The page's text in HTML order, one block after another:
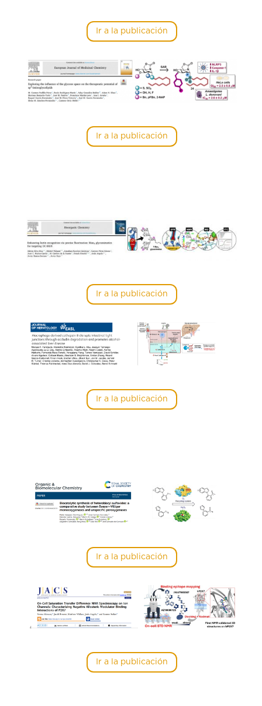
Ir a la publicación
Ir a la publicación
Ir a la publicación
Ir a la publicación
Ir a la publicación
Ir a la publicación